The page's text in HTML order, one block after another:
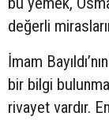
değerli
İmam
bir bilgi
rivayet vardır.